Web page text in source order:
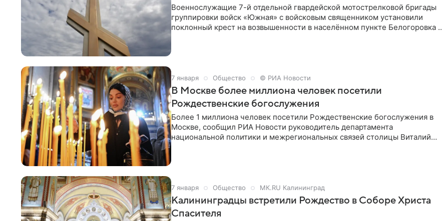
Военнослужащие 7-й отдельной гвардейской мотострелковой бригады
группировки войск «Южная» с войсковым священником установили
поклонный крест на возвышенности в населённом пункте Белогоровка в
7 января Общество © РИА Новости
В Москве более миллиона человек посетили
Рождественские богослужения
Более 1 миллиона человек посетили Рождественские богослужения в
Москве, сообщил РИА Новости руководитель департамента
национальной политики и межрегиональных связей столицы Виталий
7 января Общество МК.RU Калининград
Калининградцы встретили Рождество в Соборе Христа
Спасителя